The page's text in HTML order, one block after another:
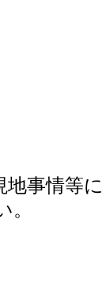
事情等